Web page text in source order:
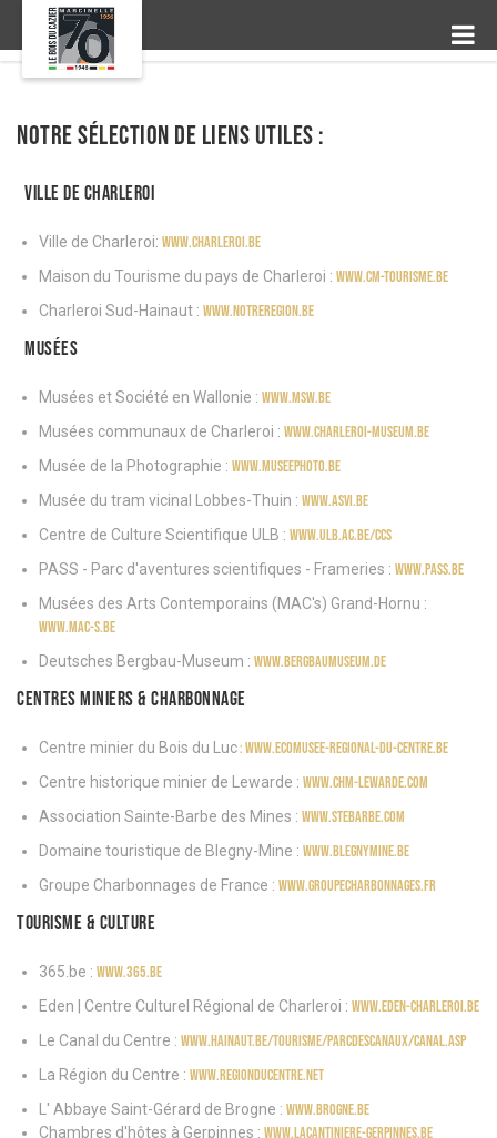
NOTRE SÉLECTION DE LIENS UTILES :
Ville de Charleroi
Ville de Charleroi: www.charleroi.be
Maison du Tourisme du pays de Charleroi : www.cm-tourisme.be
Charleroi Sud-Hainaut : www.notreregion.be
Musées
Musées et Société en Wallonie : www.msw.be
Musées communaux de Charleroi : www.charleroi-museum.be
Musée de la Photographie : www.museephoto.be
Musée du tram vicinal Lobbes-Thuin : www.asvi.be
Centre de Culture Scientifique ULB : www.ulb.ac.be/ccs
PASS - Parc d'aventures scientifiques - Frameries : www.pass.be
Musées des Arts Contemporains (MAC's) Grand-Hornu :
www.mac-s.be
Deutsches Bergbau-Museum : www.bergbaumuseum.de
Centres miniers & charbonnage
Centre minier du Bois du Luc: www.ecomusee-regional-du-centre.be
Centre historique minier de Lewarde : www.chm-lewarde.com
Association Sainte-Barbe des Mines : www.stebarbe.com
Domaine touristique de Blegny-Mine : www.blegnymine.be
Groupe Charbonnages de France : www.groupecharbonnages.fr
Tourisme & culture
365.be : www.365.be
Eden | Centre Culturel Régional de Charleroi : www.eden-charleroi.be
Le Canal du Centre : www.hainaut.be/tourisme/parcdescanaux/canal.asp
La Région du Centre : www.regionducentre.net
L' Abbaye Saint-Gérard de Brogne : www.brogne.be
Chambres d'hôtes à Gerpinnes : www.lacantiniere-gerpinnes.be